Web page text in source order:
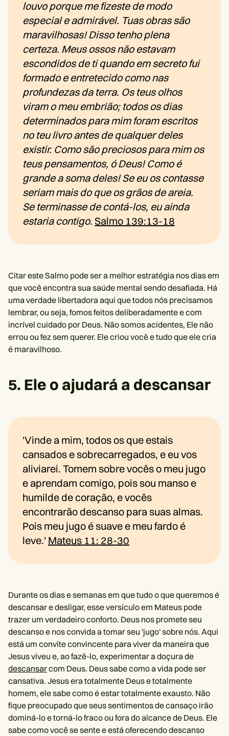
louvo porque me fizeste de modo
especial e admirável. Tuas obras são
maravilhosas! Disso tenho plena
certeza. Meus ossos não estavam
escondidos de ti quando em secreto fui
formado e entretecido como nas
profundezas da terra. Os teus olhos
viram o meu embrião; todos os dias
determinados para mim foram escritos
no teu livro antes de qualquer deles
existir. Como são preciosos para mim os
teus pensamentos, ó Deus! Como é
grande a soma deles! Se eu os contasse
seriam mais do que os grãos de areia.
Se terminasse de contá-los, eu ainda
estaria contigo. Salmo 139:13-18
Citar este Salmo pode ser a melhor estratégia nos dias em
que você encontra sua saúde mental sendo desafiada. Há
uma verdade libertadora aqui que todos nós precisamos
lembrar, ou seja, fomos feitos deliberadamente e com
incrível cuidado por Deus. Não somos acidentes, Ele não
errou ou fez sem querer. Ele criou você e tudo que ele cria
é maravilhoso.
5. Ele o ajudará a descansar
'Vinde a mim, todos os que estais
cansados ​​e sobrecarregados, e eu vos
aliviarei. Tomem sobre vocês o meu jugo
e aprendam comigo, pois sou manso e
humilde de coração, e vocês
encontrarão descanso para suas almas.
Pois meu jugo é suave e meu fardo é
leve.' Mateus 11: 28-30
Durante os dias e semanas em que tudo o que queremos é
descansar e desligar, esse versículo em Mateus pode
trazer um verdadeiro conforto. Deus nos promete seu
descanso e nos convida a tomar seu 'jugo' sobre nós. Aqui
está um convite convincente para viver da maneira que
Jesus viveu e, ao fazê-lo, experimentar a doçura de
descansarcom Deus. Deus sabe como a vida pode ser
cansativa. Jesus era totalmente Deus e totalmente
homem, ele sabe como é estar totalmente exausto. Não
fique preocupado que seus sentimentos de cansaço irão
dominá-lo e torná-lo fraco ou fora do alcance de Deus. Ele
sabe como você se sente e está oferecendo descanso